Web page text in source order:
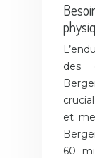
des
et
60